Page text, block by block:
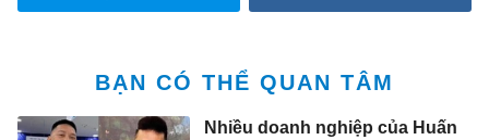
BẠN CÓ THỂ QUAN TÂM
Nhiều doanh nghiệp của Huấn